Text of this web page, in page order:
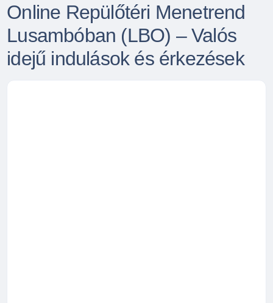
Online Repülőtéri Menetrend
Lusambóban (LBO) – Valós
idejű indulások és érkezések